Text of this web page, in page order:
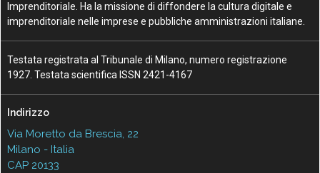
Imprenditoriale. Ha la missione di diffondere la cultura digitale e
imprenditoriale nelle imprese e pubbliche amministrazioni italiane.
Testata registrata al Tribunale di Milano, numero registrazione
1927. Testata scientifica ISSN 2421-4167
Indirizzo
Via Moretto da Brescia, 22
Milano - Italia
CAP 20133